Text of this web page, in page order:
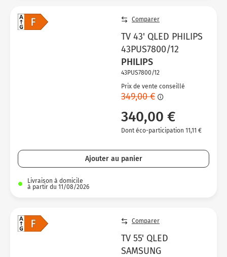
Comparer
TV 43' QLED PHILIPS
43PUS7800/12
PHILIPS
43PUS7800/12
Prix de vente conseillé
349,00 €
340,00 €
Dont éco-participation 11,11 €
Ajouter au panier
Livraison à domicile
à partir du 11/08/2026
Comparer
TV 55' QLED
SAMSUNG